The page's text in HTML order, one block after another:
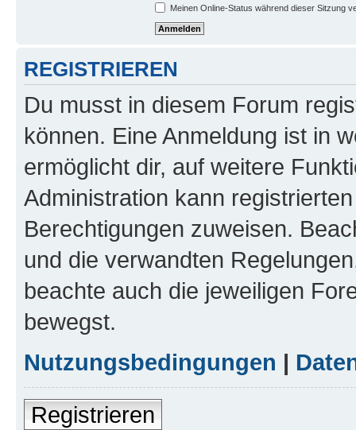
Meinen Online-Status während dieser Sitzung
REGISTRIEREN
Du musst in diesem Forum
können. Eine Anmeldung ist in
ermöglicht dir, auf weitere
Administration kann
Berechtigungen zuweisen.
und die verwandten
beachte auch die jeweiligen
bewegst.
Nutzungsbedingungen |
Registrieren